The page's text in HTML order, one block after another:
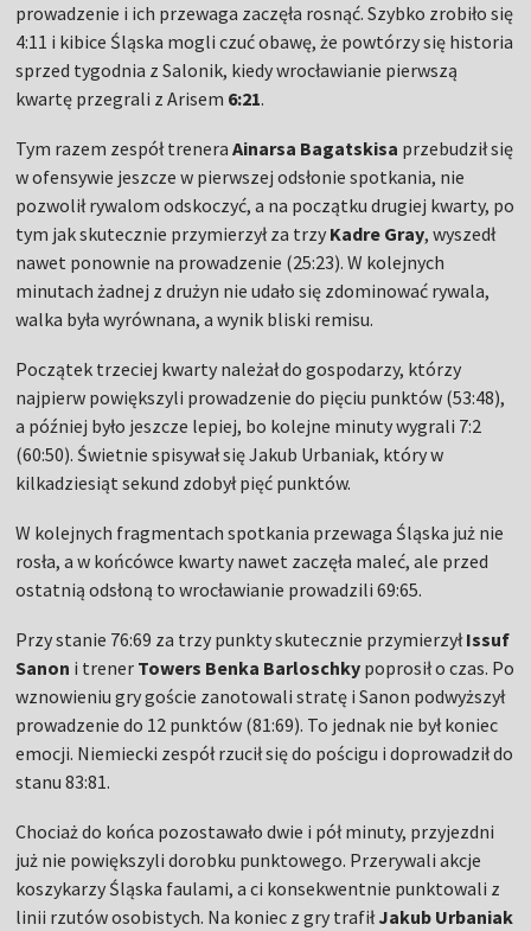
prowadzenie i ich przewaga zaczęła rosnąć. Szybko zrobiło się
4:11 i kibice Śląska mogli czuć obawę, że powtórzy się historia
sprzed tygodnia z Salonik, kiedy wrocławianie pierwszą
kwartę przegrali z Arisem 6:21.
Tym razem zespół treneraAinarsa Bagatskisa przebudził się
w ofensywie jeszcze w pierwszej odsłonie spotkania, nie
pozwolił rywalom odskoczyć, a na początku drugiej kwarty, po
tym jak skutecznie przymierzył za trzy Kadre Gray, wyszedł
nawet ponownie na prowadzenie (25:23). W kolejnych
minutach żadnej z drużyn nie udało się zdominować rywala,
walka była wyrównana, a wynik bliski remisu.
Początek trzeciej kwarty należał do gospodarzy, którzy
najpierw powiększyli prowadzenie do pięciu punktów (53:48),
a później było jeszcze lepiej, bo kolejne minuty wygrali 7:2
(60:50). Świetnie spisywał się Jakub Urbaniak, który w
kilkadziesiąt sekund zdobył pięć punktów.
W kolejnych fragmentach spotkania przewaga Śląska już nie
rosła, a w końcówce kwarty nawet zaczęła maleć, ale przed
ostatnią odsłoną to wrocławianie prowadzili 69:65.
Przy stanie 76:69 za trzy punkty skutecznie przymierzyłIssuf
Sanon i trener Towers Benka Barloschky poprosił o czas. Po
wznowieniu gry goście zanotowali stratę i Sanon podwyższył
prowadzenie do 12 punktów (81:69). To jednak nie był koniec
emocji. Niemiecki zespół rzucił się do pościgu i doprowadził do
stanu 83:81.
Chociaż do końca pozostawało dwie i pół minuty, przyjezdni
już nie powiększyli dorobku punktowego. Przerywali akcje
koszykarzy Śląska faulami, a ci konsekwentnie punktowali z
linii rzutów osobistych. Na koniec z gry trafiłJakub Urbaniak